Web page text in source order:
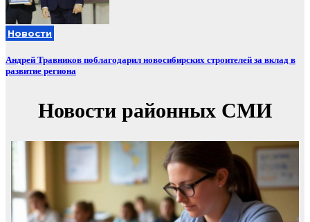
Новости
Андрей Травников поблагодарил новосибирских строителей за вклад в
развитие региона